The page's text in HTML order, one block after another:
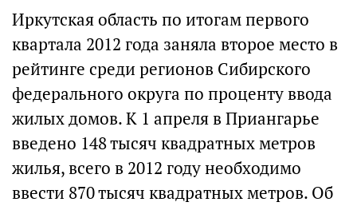
Иркутская область по итогам первого
квартала 2012 года заняла второе место в
рейтинге среди регионов Сибирского
федерального округа по проценту ввода
жилых домов. К 1 апреля в Приангарье
введено 148 тысяч квадратных метров
жилья, всего в 2012 году необходимо
ввести 870 тысяч квадратных метров. Об